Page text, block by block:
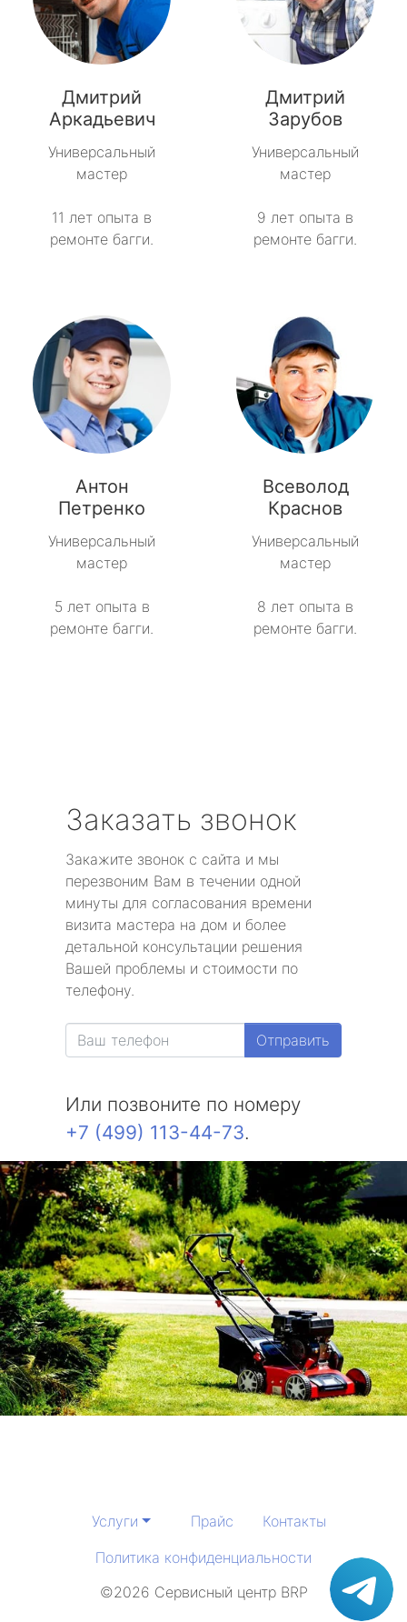
Дмитрий
Аркадьевич
Универсальный
мастер
11 лет опыта в
ремонте багги.
Дмитрий
Зарубов
Универсальный
мастер
9 лет опыта в
ремонте багги.
Антон
Петренко
Универсальный
мастер
5 лет опыта в
ремонте багги.
Всеволод
Краснов
Универсальный
мастер
8 лет опыта в
ремонте багги.
Заказать звонок
Закажите звонок с сайта и мы
перезвоним Вам в течении одной
минуты для согласования времени
визита мастера на дом и более
детальной консультации решения
Вашей проблемы и стоимости по
телефону.
Отправить
Или позвоните по номеру
+7 (499) 113-44-73.
Услуги Прайс
Контакты
Политика конфиденциальности
©2026 Сервисный центр BRP